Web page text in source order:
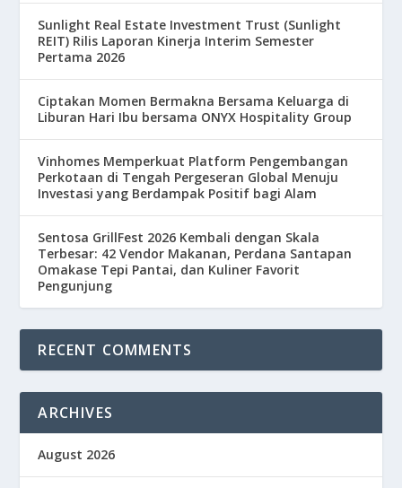
Sunlight Real Estate Investment Trust (Sunlight
REIT) Rilis Laporan Kinerja Interim Semester
Pertama 2026
Ciptakan Momen Bermakna Bersama Keluarga di
Liburan Hari Ibu bersama ONYX Hospitality Group
Vinhomes Memperkuat Platform Pengembangan
Perkotaan di Tengah Pergeseran Global Menuju
Investasi yang Berdampak Positif bagi Alam
Sentosa GrillFest 2026 Kembali dengan Skala
Terbesar: 42 Vendor Makanan, Perdana Santapan
Omakase Tepi Pantai, dan Kuliner Favorit
Pengunjung
RECENT COMMENTS
ARCHIVES
August 2026